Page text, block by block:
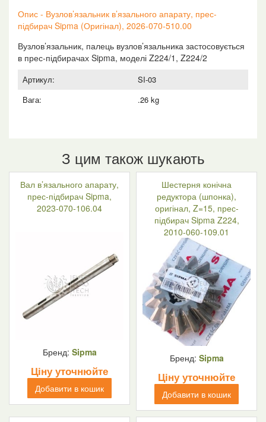
510.00
кількість
Опис - Вузлов’язальник в’язального апарату, прес-
підбирач Sipma (Оригінал), 2026-070-510.00
Вузлов’язальник, палець вузлов’язальника застосовується
в прес-підбирачах Sipma, моделі Z224/1, Z224/2
Артикул:
SI-03
Вага:
.26 kg
З цим також шукають
Вал в’язального апарату,
прес-підбирач Sipma,
2023-070-106.04
Бренд: Sipma
Ціну уточнюйте
Добавити в кошик
Шестерня конічна
редуктора (шпонка),
оригінал, Z=15, прес-
підбирач Sipma Z224,
2010-060-109.01
Бренд: Sipma
Ціну уточнюйте
Добавити в кошик